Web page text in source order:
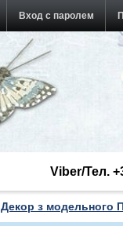
Вход с паролем
Viber/Тел.
Декор з модельного